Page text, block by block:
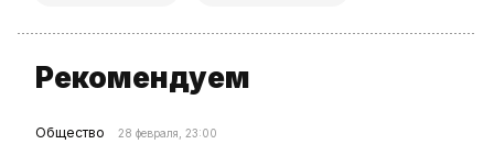
Рекомендуем
Общество 28 февраля, 23:00